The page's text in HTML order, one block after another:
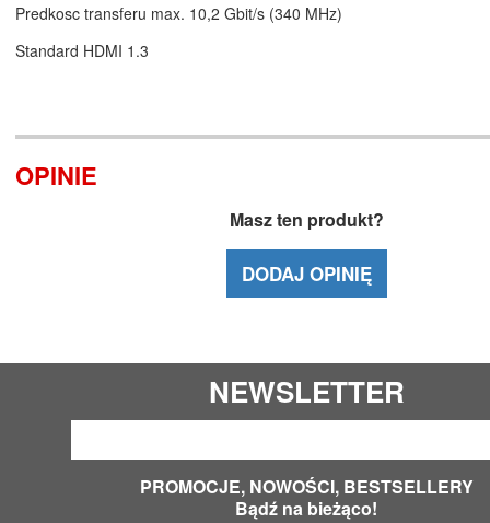
Predkosc transferu max. 10,2 Gbit/s (340 MHz)
Standard HDMI 1.3
OPINIE
Masz ten produkt?
DODAJ OPINIĘ
NEWSLETTER
PROMOCJE, NOWOŚCI, BESTSELLERY
Bądź na bieżąco!